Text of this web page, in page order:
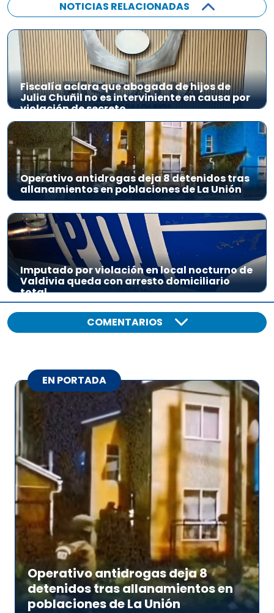
NOTICIAS RELACIONADAS
Fiscalía aclara que abogada de hijos de
Julia Chuñil no es interviniente en causa por
violación de secreto
Operativo antidrogas deja 8 detenidos tras
allanamientos en poblaciones de La Unión
Imputado por violación en local nocturno de
Valdivia queda con arresto domiciliario
total
COMENTARIOS
EN PORTADA
Operativo antidrogas deja 8
detenidos tras allanamientos en
poblaciones de La Unión